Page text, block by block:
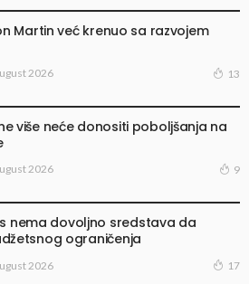
Martin već krenuo sa razvojem
2026 13
više neće donositi poboljšanja na
2026 9
nema dovoljno sredstava da
ograničenja
2026 17